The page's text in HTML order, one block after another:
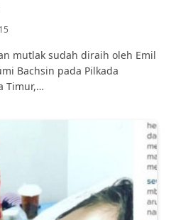
mutlak sudah diraih oleh Emil
Bachsin pada Pilkada
Timur,…